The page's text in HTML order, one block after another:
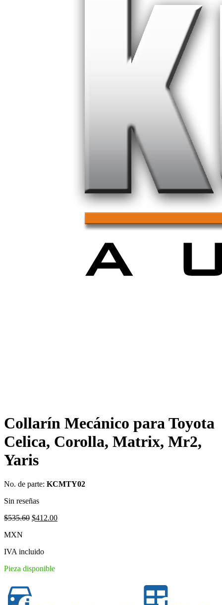
Collarín Mecánico para Toyota
Celica, Corolla, Matrix, Mr2,
Yaris
No. de parte: KCMTY02
Sin reseñas
$535.60 Original
$412.00Current
MXN
IVA incluido
Pieza disponible